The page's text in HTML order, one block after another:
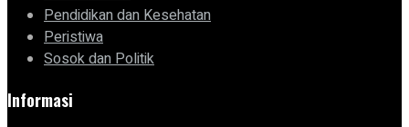
Pendidikan dan Kesehatan
Peristiwa
Sosok dan Politik
Informasi